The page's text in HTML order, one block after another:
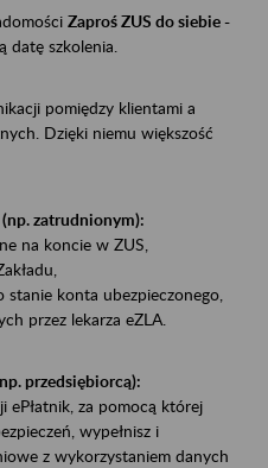
Zaproś ZUS do siebie -
datę szkolenia.
pomiędzy klientami a
Dzięki niemu większość
(np. zatrudnionym):
na koncie w ZUS,
konta ubezpieczonego,
przez lekarza eZLA.
przedsiębiorcą):
za pomocą której
wypełnisz i
z wykorzystaniem danych